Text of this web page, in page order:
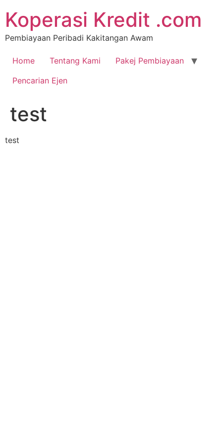
Koperasi Kredit .com
Pembiayaan Peribadi Kakitangan Awam
Home Tentang Kami
Pakej Pembiayaan
Pencarian Ejen
test
test